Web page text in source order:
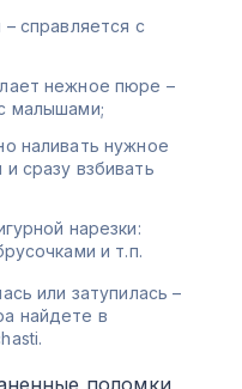
справляется с
нежное пюре –
малышами;
наливать нужное
сразу взбивать
нарезки:
и т.п.
или затупилась –
найдете в
поломки